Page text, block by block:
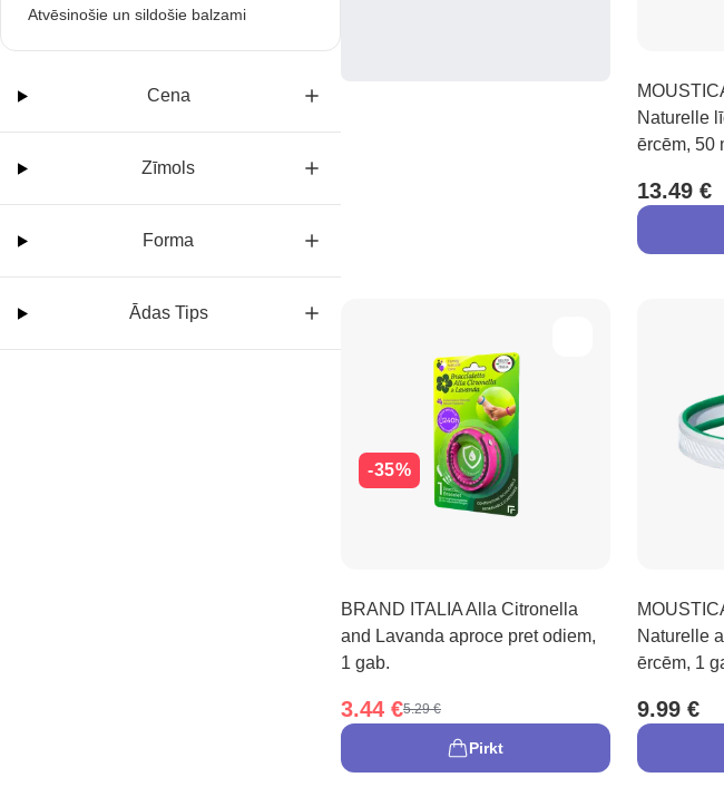
Atvēsinošie un sildošie balzami
Cena
Zīmols
Forma
Ādas Tips
Naturelle
ērcēm, 50
13.49 €
-35%
BRAND ITALIA Alla Citronella
and Lavanda aproce pret odiem,
1 gab.
3.44 €5.29 €
Pirkt
Naturelle
ērcēm, 1
9.99 €